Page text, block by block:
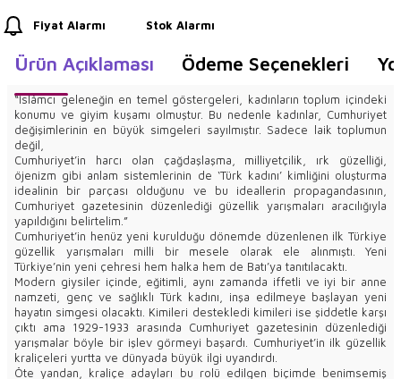
Fiyat Alarmı Stok Alarmı
Ürün Açıklaması Ödeme Seçenekleri
“İslâmcı geleneğin en temel göstergeleri, kadınların toplum içindeki
konumu ve giyim kuşamı olmuştur. Bu nedenle kadınlar, Cumhuriyet
değişimlerinin en büyük simgeleri sayılmıştır. Sadece laik toplumun
değil,
Cumhuriyet’in harcı olan çağdaşlaşma, milliyetçilik, ırk güzelliği,
öjenizm gibi anlam sistemlerinin de ‘Türk kadını’ kimliğini oluşturma
idealinin bir parçası olduğunu ve bu ideallerin propagandasının,
Cumhuriyet gazetesinin düzenlediği güzellik yarışmaları aracılığıyla
yapıldığını belirtelim.”
Cumhuriyet’in henüz yeni kurulduğu dönemde düzenlenen ilk Türkiye
güzellik yarışmaları milli bir mesele olarak ele alınmıştı. Yeni
Türkiye’nin yeni çehresi hem halka hem de Batı’ya tanıtılacaktı.
Modern giysiler içinde, eğitimli, aynı zamanda iffetli ve iyi bir anne
namzeti, genç ve sağlıklı Türk kadını, inşa edilmeye başlayan yeni
hayatın simgesi olacaktı. Kimileri destekledi kimileri ise şiddetle karşı
çıktı ama 1929-1933 arasında Cumhuriyet gazetesinin düzenlediği
yarışmalar böyle bir işlev görmeyi başardı. Cumhuriyet’in ilk güzellik
kraliçeleri yurtta ve dünyada büyük ilgi uyandırdı.
Öte yandan, kraliçe adayları bu rolü edilgen biçimde benimsemiş